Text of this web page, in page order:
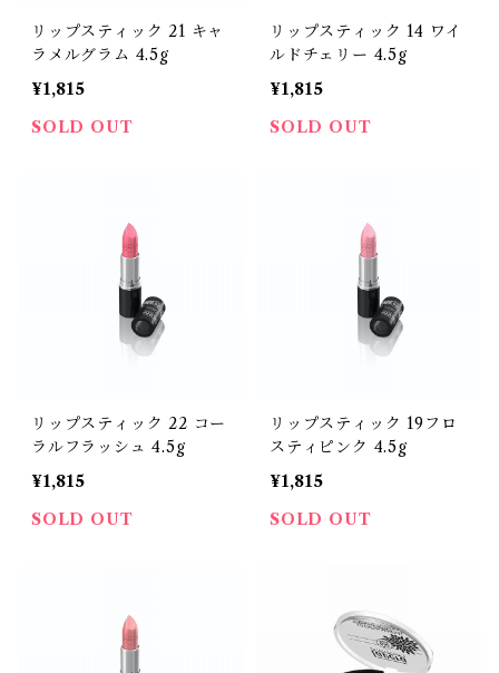
リップスティック 21 キャ
ラメルグラム 4.5g
¥1,815
SOLD OUT
リップスティック 14 ワイ
ルドチェリー 4.5g
¥1,815
SOLD OUT
リップスティック 22 コー
ラルフラッシュ 4.5g
¥1,815
SOLD OUT
リップスティック 19フロ
スティピンク 4.5g
¥1,815
SOLD OUT